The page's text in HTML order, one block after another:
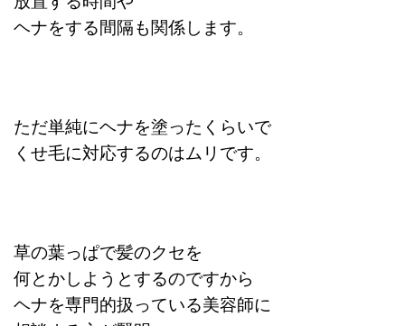
ヘナをする間隔も関係します。
ただ単純にヘナを塗ったくらいで
くせ毛に対応するのはムリです。
草の葉っぱで髪のクセを
何とかしようとするのですから
ヘナを専門的扱っている美容師に